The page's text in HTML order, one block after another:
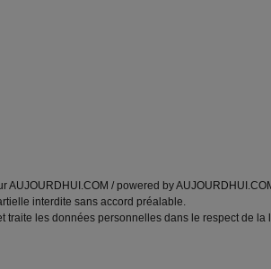
AUJOURDHUI.COM / powered by
interdite sans accord préalable.
traite les données personnelles dans le respect de